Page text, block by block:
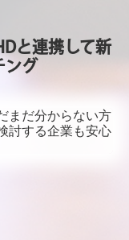
と連携して新
ング
まだ分からない方
討する企業も安心